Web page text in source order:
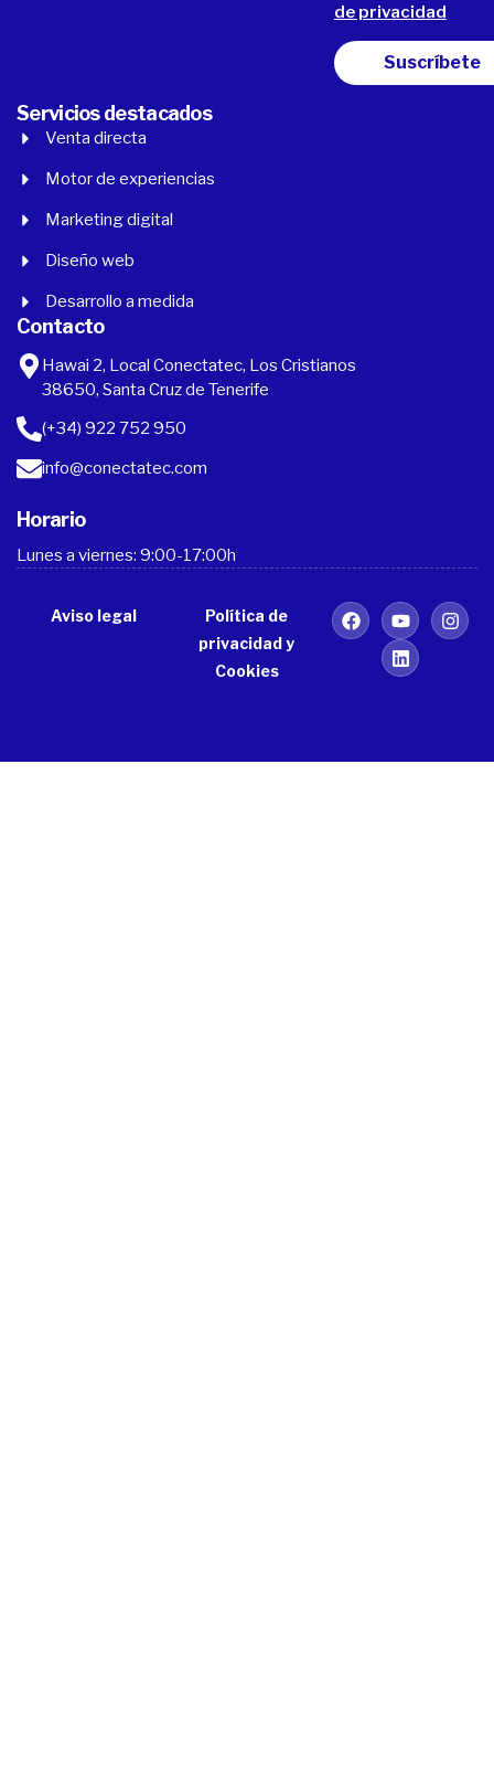
de privacidad
Servicios destacados
Venta directa
Motor de experiencias
Marketing digital
Diseño web
Desarrollo a medida
Contacto
Hawai 2, Local Conectatec, Los Cristianos
38650, Santa Cruz de Tenerife
(+34) 922 752 950
info@conectatec.com
Horario
Lunes a viernes: 9:00-17:00h
Aviso legal
Política de
privacidad y
Cookies